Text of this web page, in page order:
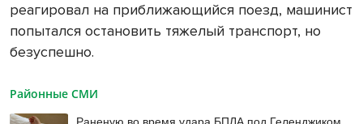
реагировал на приближающийся поезд, машинист
попытался остановить тяжелый транспорт, но
безуспешно.
Районные СМИ